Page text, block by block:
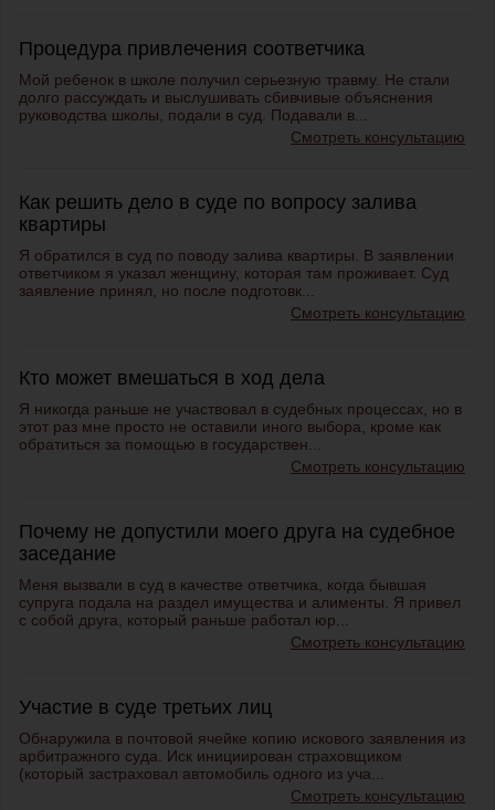
Процедура привлечения соответчика
Мой ребенок в школе получил серьезную травму. Не стали
долго рассуждать и выслушивать сбивчивые объяснения
руководства школы, подали в суд. Подавали в...
Смотреть консультацию
Как решить дело в суде по вопросу залива
квартиры
Я обратился в суд по поводу залива квартиры. В заявлении
ответчиком я указал женщину, которая там проживает. Суд
заявление принял, но после подготовк...
Смотреть консультацию
Кто может вмешаться в ход дела
Я никогда раньше не участвовал в судебных процессах, но в
этот раз мне просто не оставили иного выбора, кроме как
обратиться за помощью в государствен...
Смотреть консультацию
Почему не допустили моего друга на судебное
заседание
Меня вызвали в суд в качестве ответчика, когда бывшая
супруга подала на раздел имущества и алименты. Я привел
с собой друга, который раньше работал юр...
Смотреть консультацию
Участие в суде третьих лиц
Обнаружила в почтовой ячейке копию искового заявления из
арбитражного суда. Иск инициирован страховщиком
(который застраховал автомобиль одного из уча...
Смотреть консультацию